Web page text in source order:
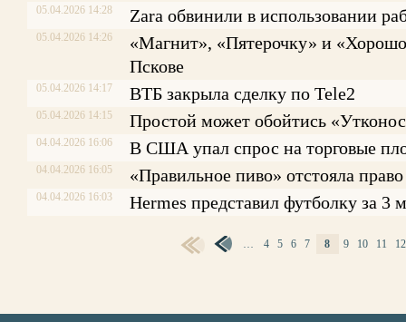
05.04.2026 14:28 Zara обвинили в использовании
05.04.2026 14:26
«Магнит», «Пятерочку» и
Пскове
05.04.2026 14:17 ВТБ закрыла сделку по Tele2
05.04.2026 14:15 Простой может обойтись
04.04.2026 16:06 В США упал спрос на торговые
04.04.2026 16:05 «Правильное пиво» отстояла
04.04.2026 16:03 Hermes представил футболку за 3
… 4 5 6 7 8 9 10 11 12